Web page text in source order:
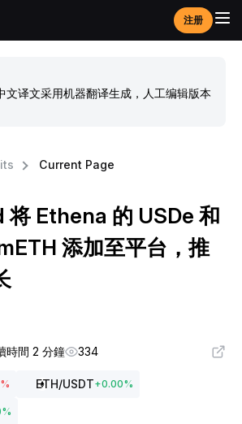
注册
文译文采用机器翻译生成，人工编辑版本
Current Page
Ethena 的 USDe 和
添加至平台，推
時間 2 分鐘 334
% ETH/USDT+0.00%
%